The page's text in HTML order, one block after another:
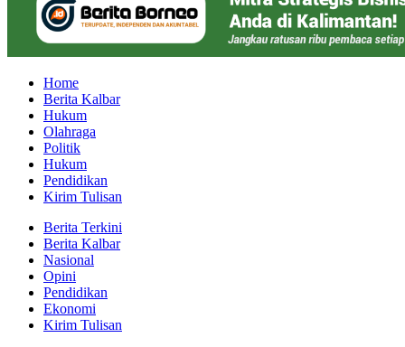
Home
Berita Kalbar
Hukum
Olahraga
Politik
Hukum
Pendidikan
Kirim Tulisan
Berita Terkini
Berita Kalbar
Nasional
Opini
Pendidikan
Ekonomi
Kirim Tulisan